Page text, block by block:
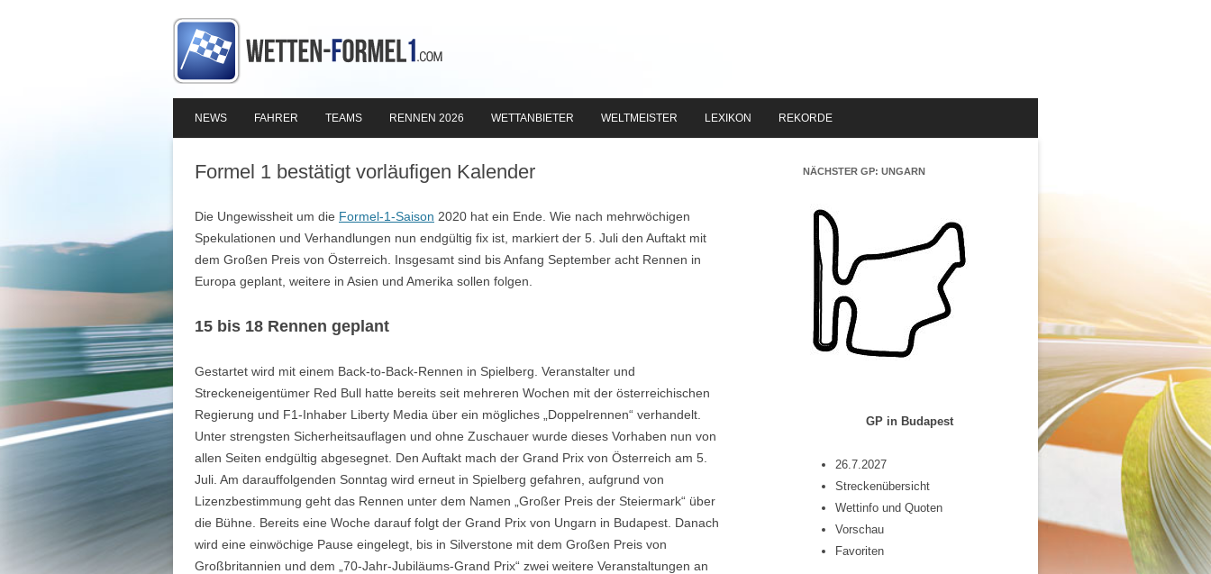
Inhalt
NEWS FAHRER TEAMS RENNEN 2026 WETTANBIETER WELTMEISTER LEXIKON REKORDE
Formel 1 bestätigt vorläufigen Kalender
Die Ungewissheit um die Formel-1-Saison 2020 hat ein Ende. Wie nach mehrwöchigen
Spekulationen und Verhandlungen nun endgültig fix ist, markiert der 5. Juli den Auftakt mit
dem Großen Preis von Österreich. Insgesamt sind bis Anfang September acht Rennen in
Europa geplant, weitere in Asien und Amerika sollen folgen.
15 bis 18 Rennen geplant
Gestartet wird mit einem Back-to-Back-Rennen in Spielberg. Veranstalter und
Streckeneigentümer Red Bull hatte bereits seit mehreren Wochen mit der österreichischen
Regierung und F1-Inhaber Liberty Media über ein mögliches „Doppelrennen“ verhandelt.
Unter strengsten Sicherheitsauflagen und ohne Zuschauer wurde dieses Vorhaben nun von
allen Seiten endgültig abgesegnet. Den Auftakt mach der Grand Prix von Österreich am 5.
Juli. Am darauffolgenden Sonntag wird erneut in Spielberg gefahren, aufgrund von
Lizenzbestimmung geht das Rennen unter dem Namen „Großer Preis der Steiermark“ über
die Bühne. Bereits eine Woche darauf folgt der Grand Prix von Ungarn in Budapest. Danach
wird eine einwöchige Pause eingelegt, bis in Silverstone mit dem Großen Preis von
Großbritannien und dem „70-Jahr-Jubiläums-Grand Prix“ zwei weitere Veranstaltungen an
NÄCHSTER GP: UNGARN
GP in Budapest
26.7.2027
Streckenübersicht
Wettinfo und Quoten
Vorschau
Favoriten